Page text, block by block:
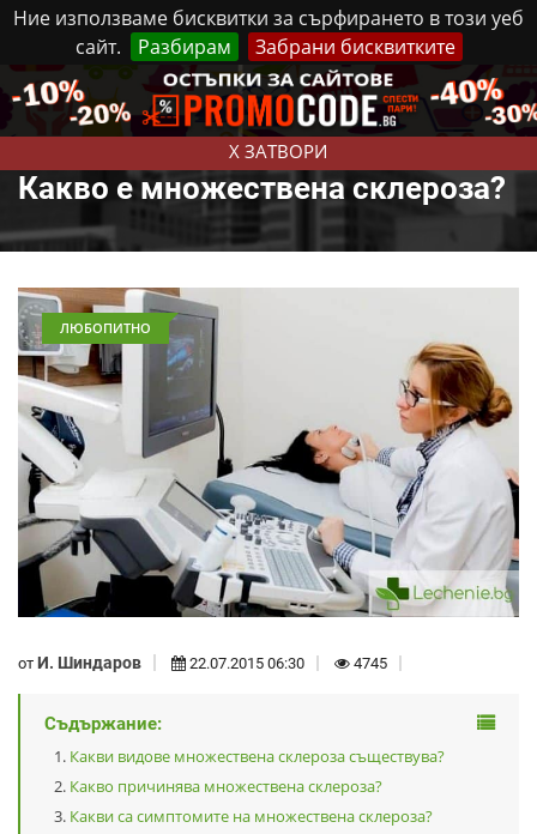
Ние използваме бисквитки за сърфирането в този уеб
сайт.
Разбирам Забрани бисквитките
X ЗАТВОРИ
Четвъртък, 6 Август, 2026 Реклама Контакти
Какво е множествена склероза?
ЛЮБОПИТНО
от И. Шиндаров 22.07.2015 06:30 4745
Съдържание:
Какви видове множествена склероза съществува?
Какво причинява множествена склероза?
Какви са симптомите на множествена склероза?